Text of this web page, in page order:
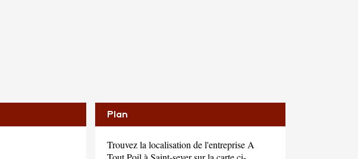
Plan
Trouvez la localisation de l'entreprise A